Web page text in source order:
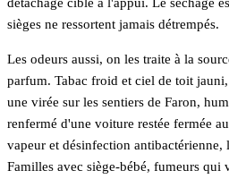
sièges ne ressortent jamais détrempés.
Les odeurs aussi, on les traite à la
parfum. Tabac froid et ciel de toit
une virée sur les sentiers de Faron,
renfermé d'une voiture restée fermée
vapeur et désinfection antibactérienne,
Familles avec siège-bébé, fumeurs qui